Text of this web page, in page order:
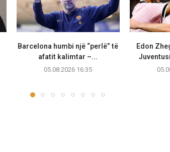
Barcelona humbi një “perlë” të
afatit kalimtar –...
05.08.2026 16:35
Edon